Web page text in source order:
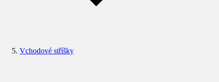
Vchodové stříšky